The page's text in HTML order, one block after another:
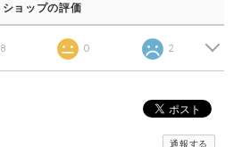
ショップの評価
8 0 2
通報する